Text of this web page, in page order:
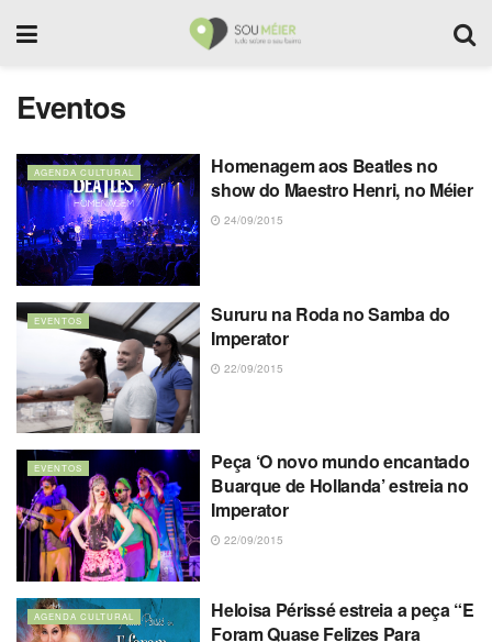
Eventos
AGENDA CULTURAL
Homenagem aos Beatles no
show do Maestro Henri, no Méier
24/09/2015
EVENTOS
Sururu na Roda no Samba do
Imperator
22/09/2015
EVENTOS
Peça ‘O novo mundo encantado
Buarque de Hollanda’ estreia no
Imperator
22/09/2015
AGENDA CULTURAL
Heloisa Périssé estreia a peça “E
Foram Quase Felizes Para